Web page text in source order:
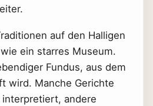
auf den Halligen
ein starres Museum.
Fundus, aus dem
wird. Manche Gerichte
andere